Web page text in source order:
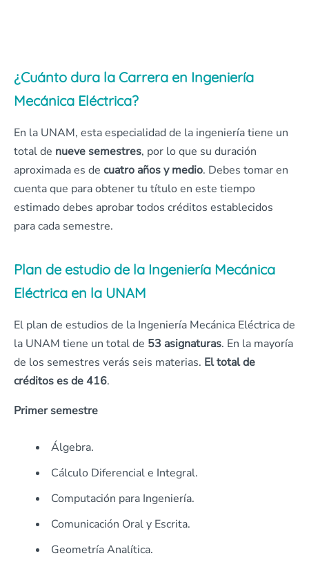
¿Cuánto dura la Carrera en Ingeniería
Mecánica Eléctrica?
En la UNAM, esta especialidad de la ingeniería tiene un
total de nueve semestres, por lo que su duración
aproximada es de cuatro años y medio. Debes tomar en
cuenta que para obtener tu título en este tiempo
estimado debes aprobar todos créditos establecidos
para cada semestre.
Plan de estudio de la Ingeniería Mecánica
Eléctrica en la UNAM
El plan de estudios de la Ingeniería Mecánica Eléctrica de
la UNAM tiene un total de 53 asignaturas. En la mayoría
de los semestres verás seis materias. El total de
créditos es de 416.
Primer semestre
Álgebra.
Cálculo Diferencial e Integral.
Computación para Ingeniería.
Comunicación Oral y Escrita.
Geometría Analítica.